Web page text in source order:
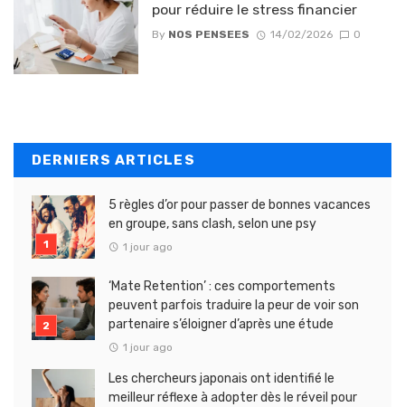
pour réduire le stress financier
By NOS PENSEES 14/02/2026 0
DERNIERS ARTICLES
5 règles d’or pour passer de bonnes vacances
en groupe, sans clash, selon une psy
1 jour ago
‘Mate Retention’ : ces comportements
peuvent parfois traduire la peur de voir son
partenaire s’éloigner d’après une étude
1 jour ago
Les chercheurs japonais ont identifié le
meilleur réflexe à adopter dès le réveil pour